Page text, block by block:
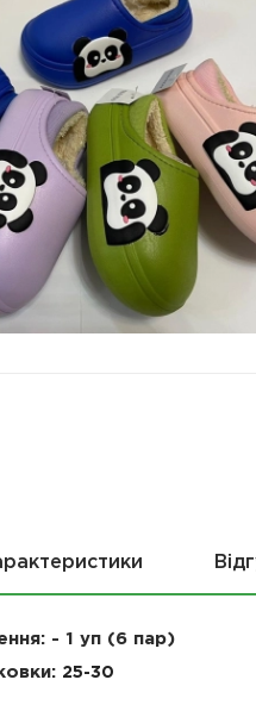
- 1 уп (6 пар)
25-30